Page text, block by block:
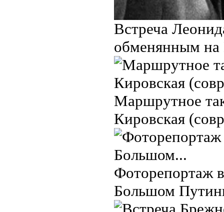
Встреча
обменянным на
Маршрутное
Кировская
Фоторепортаж
Большом